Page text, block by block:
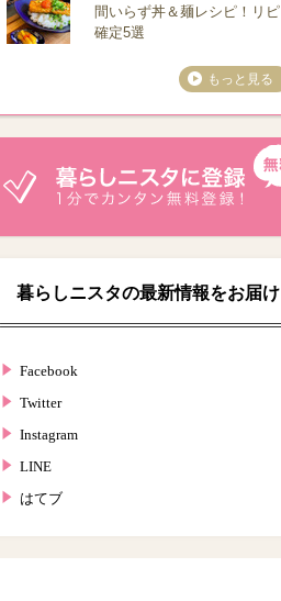
間いらず丼＆麺レシピ！リピ
確定5選
もっと見る
暮らしニスタの最新情報をお届け
Facebook
Twitter
Instagram
LINE
はてブ